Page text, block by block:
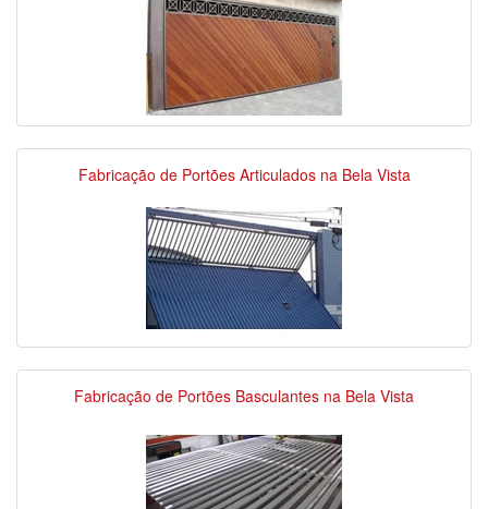
Fabricação de Portões Articulados na Bela Vista
Fabricação de Portões Basculantes na Bela Vista